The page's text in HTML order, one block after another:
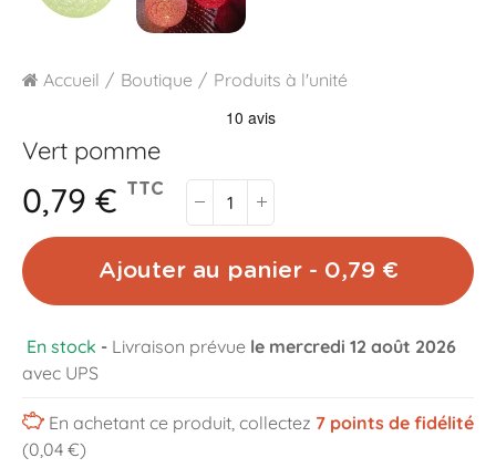
Accueil Boutique Produits à l'unité
Vert pomme
0,79 € TTC
Ajouter au panier - 0,79 €
En stock - Livraison prévue le mercredi 12 août 2026
avec UPS
En achetant ce produit, collectez 7points de fidélité
(0,04 €)